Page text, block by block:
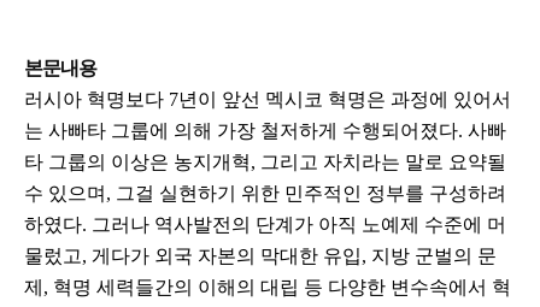
본문내용
러시아 혁명보다 7년이 앞선 멕시코 혁명은 과정에 있어서
는 사빠타 그룹에 의해 가장 철저하게 수행되어졌다. 사빠
타 그룹의 이상은 농지개혁, 그리고 자치라는 말로 요약될
수 있으며, 그걸 실현하기 위한 민주적인 정부를 구성하려
하였다. 그러나 역사발전의 단계가 아직 노예제 수준에 머
물렀고, 게다가 외국 자본의 막대한 유입, 지방 군벌의 문
제, 혁명 세력들간의 이해의 대립 등 다양한 변수속에서 혁